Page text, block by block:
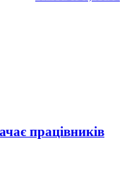
працівників